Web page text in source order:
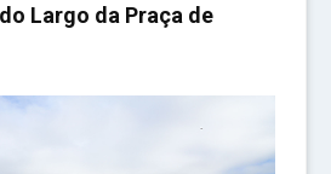
Largo da Praça de